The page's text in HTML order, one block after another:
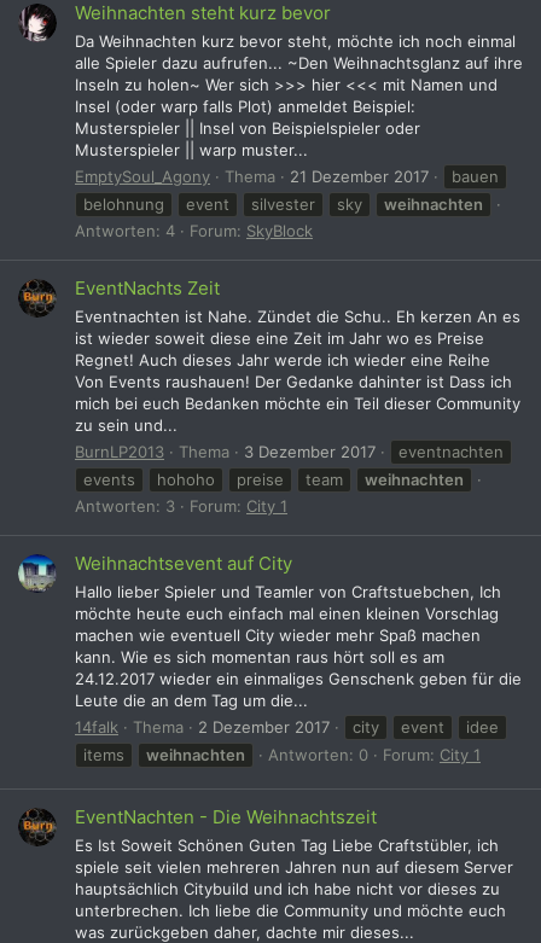
Weihnachten steht kurz bevor
Da Weihnachten kurz bevor steht, möchte ich noch einmal
alle Spieler dazu aufrufen... ~Den Weihnachtsglanz auf ihre
Inseln zu holen~ Wer sich >>> hier <<< mit Namen und
Insel (oder warp falls Plot) anmeldet Beispiel:
Musterspieler || Insel von Beispielspieler oder
Musterspieler || warp muster...
EmptySoul_Agony
Thema 21 Dezember 2017
bauen
belohnung
event silvester sky
weihnachten
Antworten: 4
Forum: SkyBlock
EventNachts Zeit
Eventnachten ist Nahe. Zündet die Schu.. Eh kerzen An es
ist wieder soweit diese eine Zeit im Jahr wo es Preise
Regnet! Auch dieses Jahr werde ich wieder eine Reihe
Von Events raushauen! Der Gedanke dahinter ist Dass ich
mich bei euch Bedanken möchte ein Teil dieser Community
zu sein und...
BurnLP2013
Thema 3 Dezember 2017
eventnachten
events
hohoho preise team
weihnachten
Antworten: 3
Forum: City 1
Weihnachtsevent auf City
Hallo lieber Spieler und Teamler von Craftstuebchen, Ich
möchte heute euch einfach mal einen kleinen Vorschlag
machen wie eventuell City wieder mehr Spaß machen
kann. Wie es sich momentan raus hört soll es am
24.12.2017 wieder ein einmaliges Genschenk geben für die
Leute die an dem Tag um die...
14falk
Thema 2 Dezember 2017 city event
idee
items
weihnachten Antworten: 0 Forum: City 1
EventNachten - Die Weihnachtszeit
Es Ist Soweit Schönen Guten Tag Liebe Craftstübler, ich
spiele seit vielen mehreren Jahren nun auf diesem Server
hauptsächlich Citybuild und ich habe nicht vor dieses zu
unterbrechen. Ich liebe die Community und möchte euch
was zurückgeben daher, dachte mir dieses...